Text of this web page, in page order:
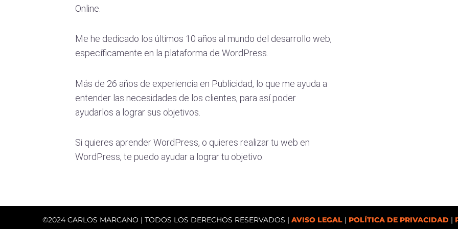
Online.
Me he dedicado los últimos 10 años al mundo del desarrollo web,
específicamente en la plataforma de WordPress.
Más de 26 años de experiencia en Publicidad, lo que me ayuda a
entender las necesidades de los clientes, para así poder
ayudarlos a lograr sus objetivos.
Si quieres aprender WordPress, o quieres realizar tu web en
WordPress, te puedo ayudar a lograr tu objetivo.
©2024 CARLOS MARCANO | TODOS LOS DERECHOS RESERVADOS | AVISO LEGAL| POLÍTICA DE PRIVACIDAD |